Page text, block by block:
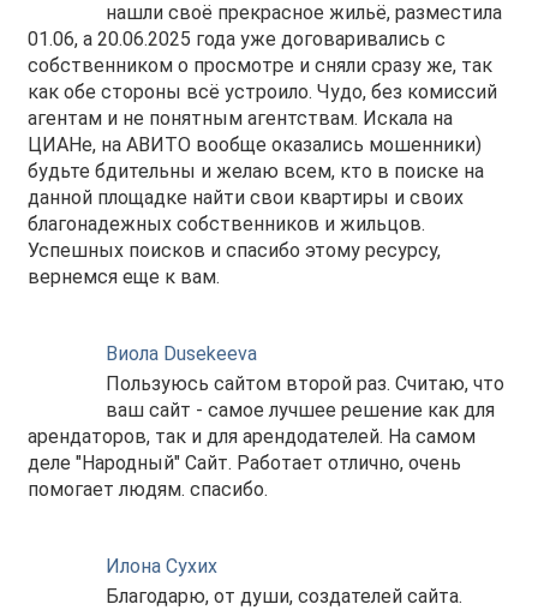
нашли своё прекрасное жильё, разместила
01.06, а 20.06.2025 года уже договаривались с
собственником о просмотре и сняли сразу же, так
как обе стороны всё устроило. Чудо, без комиссий
агентам и не понятным агентствам. Искала на
ЦИАНе, на АВИТО вообще оказались мошенники)
будьте бдительны и желаю всем, кто в поиске на
данной площадке найти свои квартиры и своих
благонадежных собственников и жильцов.
Успешных поисков и спасибо этому ресурсу,
вернемся еще к вам.
Виола Dusekeeva
Пользуюсь сайтом второй раз. Считаю, что
ваш сайт - самое лучшее решение как для
арендаторов, так и для арендодателей. На самом
деле "Народный" Сайт. Работает отлично, очень
помогает людям. спасибо.
Илона Сухих
Благодарю, от души, создателей сайта.